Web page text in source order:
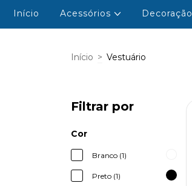
Início Acessórios Decoração
Início > Vestuário
Filtrar por
Cor
Branco (1)
Preto (1)